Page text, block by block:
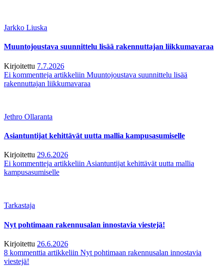
Jarkko Liuska
Muuntojoustava suunnittelu lisää rakennuttajan liikkumavaraa
Kirjoitettu 7.7.2026
Ei kommentteja artikkeliin Muuntojoustava suunnittelu lisää
rakennuttajan liikkumavaraa
Jethro Ollaranta
Asiantuntijat kehittävät uutta mallia kampusasumiselle
Kirjoitettu 29.6.2026
Ei kommentteja artikkeliin Asiantuntijat kehittävät uutta mallia
kampusasumiselle
Tarkastaja
Nyt pohtimaan rakennusalan innostavia viestejä!
Kirjoitettu 26.6.2026
8 kommenttia artikkeliin Nyt pohtimaan rakennusalan innostavia
viestejä!